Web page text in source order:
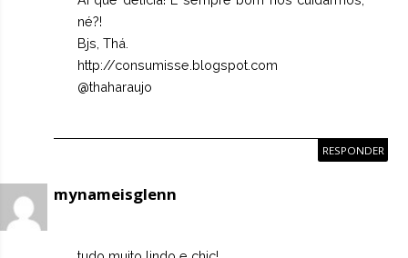
né?!
Bjs, Thá.
http://consumisse.blogspot.com
@thaharaujo
RESPONDER
mynameisglenn